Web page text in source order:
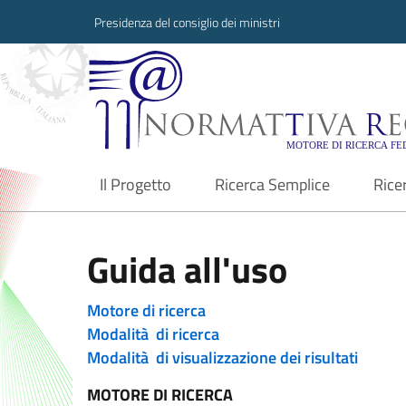
Presidenza del consiglio dei ministri
Normattiva
Il Progetto
current Ricerca Semplice
Guida all'uso
Motore di ricerca
Modalità di ricerca
Modalità di visualizzazione dei risultati
MOTORE DI RICERCA